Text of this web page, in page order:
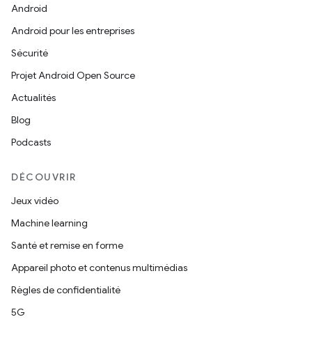
Android
Android pour les entreprises
Sécurité
Projet Android Open Source
Actualités
Blog
Podcasts
DÉCOUVRIR
Jeux vidéo
Machine learning
Santé et remise en forme
Appareil photo et contenus multimédias
Règles de confidentialité
5G